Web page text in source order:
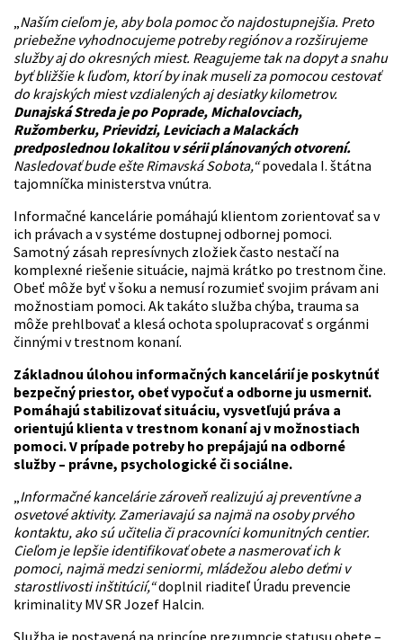
„Naším cieľom je, aby bola pomoc čo najdostupnejšia. Preto
priebežne vyhodnocujeme potreby regiónov a rozširujeme
služby aj do okresných miest. Reagujeme tak na dopyt a snahu
byť bližšie k ľuďom, ktorí by inak museli za pomocou cestovať
do krajských miest vzdialených aj desiatky kilometrov.
Dunajská Streda je po Poprade, Michalovciach,
Ružomberku, Prievidzi, Leviciach a Malackách
predposlednou lokalitou v sérii plánovaných otvorení.
Nasledovať bude ešte Rimavská Sobota,“povedala I. štátna
tajomníčka ministerstva vnútra.
Informačné kancelárie pomáhajú klientom zorientovať sa v
ich právach a v systéme dostupnej odbornej pomoci.
Samotný zásah represívnych zložiek často nestačí na
komplexné riešenie situácie, najmä krátko po trestnom čine.
Obeť môže byť v šoku a nemusí rozumieť svojim právam ani
možnostiam pomoci. Ak takáto služba chýba, trauma sa
môže prehlbovať a klesá ochota spolupracovať s orgánmi
činnými v trestnom konaní.
Základnou úlohou informačných kancelárií je poskytnúť
bezpečný priestor, obeť vypočuť a odborne ju usmerniť.
Pomáhajú stabilizovať situáciu, vysvetľujú práva a
orientujú klienta v trestnom konaní aj v možnostiach
pomoci. V prípade potreby ho prepájajú na odborné
služby – právne, psychologické či sociálne.
„Informačné kancelárie zároveň realizujú aj preventívne a
osvetové aktivity. Zameriavajú sa najmä na osoby prvého
kontaktu, ako sú učitelia či pracovníci komunitných centier.
Cieľom je lepšie identifikovať obete a nasmerovať ich k
pomoci, najmä medzi seniormi, mládežou alebo deťmi v
starostlivosti inštitúcií,“doplnil riaditeľ Úradu prevencie
kriminality MV SR Jozef Halcin.